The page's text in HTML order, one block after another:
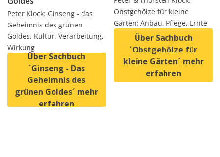
Peter Klock: Ginseng - das
Geheimnis des grünen
Goldes. Kultur, Verarbeitung,
Wirkung
Über Sachbuch
´Ginseng - Das
Geheimnis des
grünen Goldes´ mehr
erfahren
Obstgehölze für kleine
Gärten: Anbau, Pflege, Ernte
Über Sachbuch
´Obstgehölze für
kleine Gärten´ mehr
erfahren